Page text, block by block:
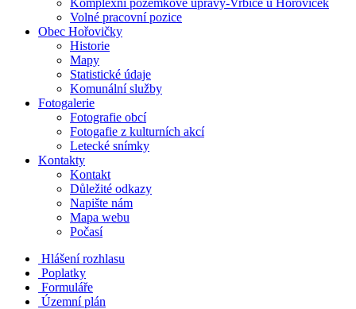
Komplexní pozemkové úpravy-Vrbice u Hořoviček
Volné pracovní pozice
Obec Hořovičky
Historie
Mapy
Statistické údaje
Komunální služby
Fotogalerie
Fotografie obcí
Fotogafie z kulturních akcí
Letecké snímky
Kontakty
Kontakt
Důležité odkazy
Napište nám
Mapa webu
Počasí
Hlášení rozhlasu
Poplatky
Formuláře
Územní plán